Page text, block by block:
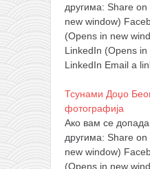
другима: Share
new window)
(Opens in new
LinkedIn (Opens in
LinkedIn Email a
Тсунами Доџо
фотографија
Ако вам се
другима: Share
new window)
(Opens in new